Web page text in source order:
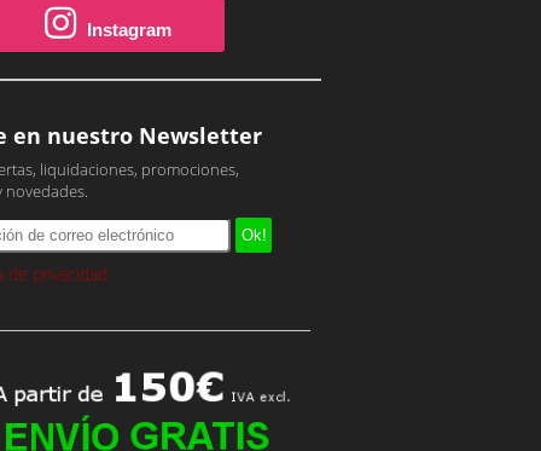
Instagram
en nuestro Newsletter
liquidaciones, promociones,
novedades.
de privacidad